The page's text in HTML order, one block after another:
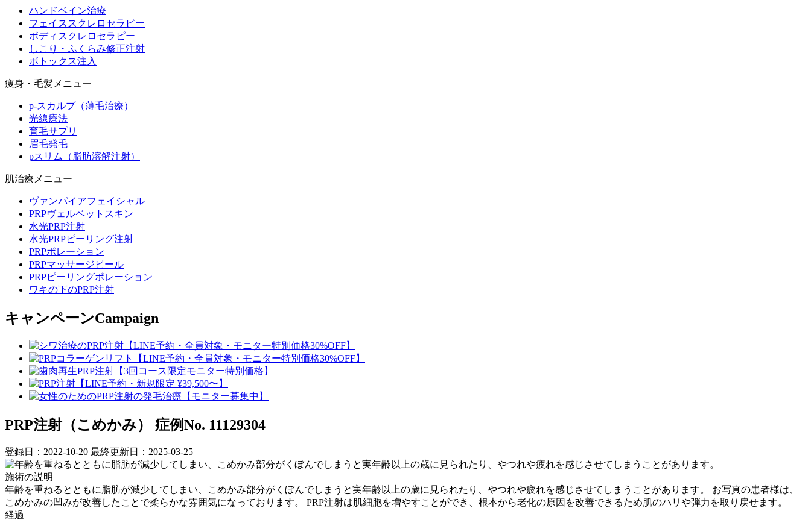
ハンドベイン治療
フェイススクレロセラピー
ボディスクレロセラピー
しこり・ふくらみ修正注射
ボトックス注入
痩身・毛髪メニュー
p-スカルプ（薄毛治療）
光線療法
育毛サプリ
眉毛発毛
pスリム（脂肪溶解注射）
肌治療メニュー
ヴァンパイアフェイシャル
PRPヴェルベットスキン
水光PRP注射
水光PRPピーリング注射
PRPポレーション
PRPマッサージピール
PRPピーリングポレーション
ワキの下のPRP注射
キャンペーンCampaign
PRP注射（こめかみ） 症例No. 11129304
登録日：2022-10-20 最終更新日：2025-03-25
施術の説明
年齢を重ねるとともに脂肪が減少してしまい、こめかみ部分がくぼんでしまうと実年齢以上の歳に見られたり、やつれや疲れを感じさせてしまうことがあります。 お写真の患者様は、
こめかみの凹みが改善したことで柔らかな雰囲気になっております。 PRP注射は肌細胞を増やすことができ、根本から老化の原因を改善できるため肌のハリや弾力を取り戻せます。
経過